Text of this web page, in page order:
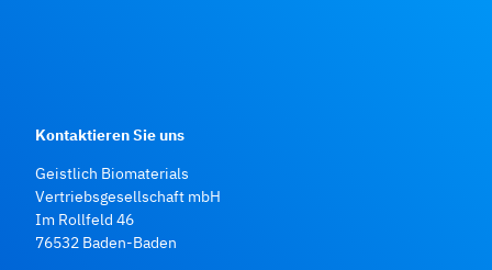
Kontaktieren Sie uns
Geistlich Biomaterials
Vertriebsgesellschaft mbH
Im Rollfeld 46
76532 Baden‑Baden